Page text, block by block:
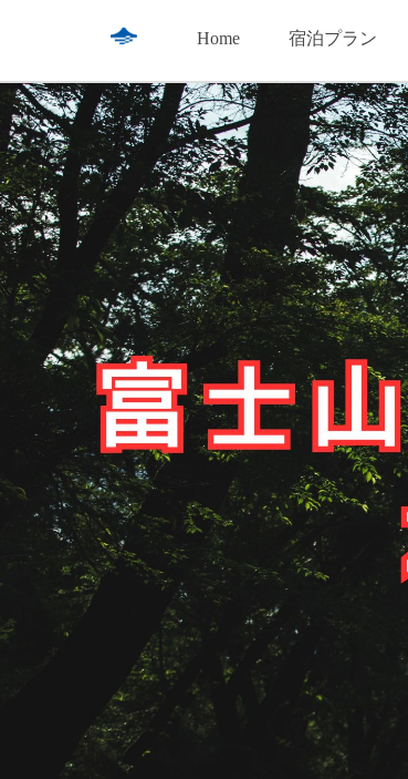
Home 宿泊プラン